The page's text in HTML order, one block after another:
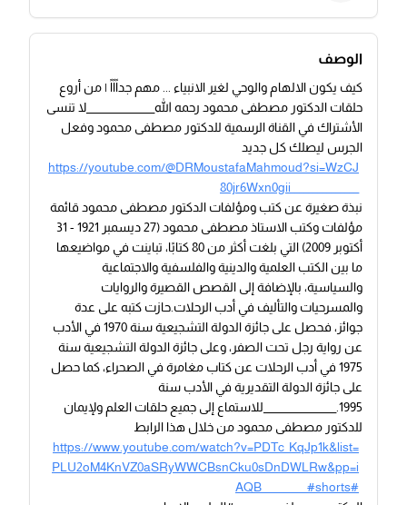
الوصف
كيف يكون الالهام والوحي لغير الانبياء ... مهم جداًاًاً | من أروع
حلقات الدكتور مصطفى محمود رحمه الله_______________لا تنسى
الأشتراك في القناة الرسمية للدكتور مصطفى محمود وفعل
الجرس ليصلك كل جديد
https://youtube.com/@DRMoustafaMahmoud?si=WzCJ
80jr6Wxn0gii_______________
نبذة صغيرة عن كتب ومؤلفات الدكتور مصطفى محمود قائمة
مؤلفات وكتب الاستاذ مصطفى محمود (27 ديسمبر 1921 - 31
أكتوبر 2009) التي بلغت أكثر من 80 كتابًا، تباينت في مواضيعها
ما بين الكتب العلمية والدينية والفلسفية والاجتماعية
والسياسية، بالإضافة إلى القصص القصيرة والروايات
والمسرحيات والتأليف في أدب الرحلات.حازت كتبه على عدة
جوائز، فحصل على جائزة الدولة التشجيعية سنة 1970 في الأدب
عن رواية رجل تحت الصفر، وعلى جائزة الدولة التشجيعية سنة
1975 في أدب الرحلات عن كتاب مغامرة في الصحراء، كما حصل
على جائزة الدولة التقديرية في الأدب سنة
1995.________________للاستماع إلى جميع حلقات العلم ولإيمان
للدكتور مصطفى محمود من خلال هذا الرابط
https://www.youtube.com/watch?v=PDTc_KqJp1k&list=
PLU2oM4KnVZ0aSRyWWCBsnCku0sDnDWLRw&pp=i
AQB__________#shorts#